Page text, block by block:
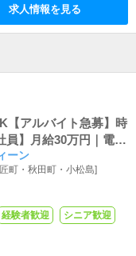
求人情報を見る
【アルバイト急募】時
員】月給30万円｜電話
スト送迎募集中
ーン
町・秋田町・小松島]
経験者歓迎
シニア歓迎